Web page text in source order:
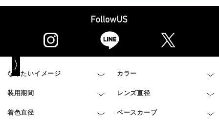
なりたいイメージ カラー
装用期間 レンズ直径
着色直径 ベースカーブ